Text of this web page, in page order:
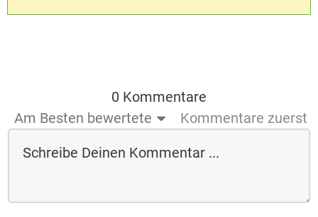
0 Kommentare
Am Besten bewertete
Kommentare zuerst